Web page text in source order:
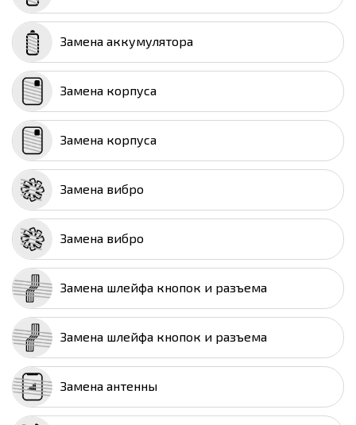
Замена аккумулятора
Замена корпуса
Замена корпуса
Замена вибро
Замена вибро
Замена шлейфа кнопок и разъема
Замена шлейфа кнопок и разъема
Замена антенны